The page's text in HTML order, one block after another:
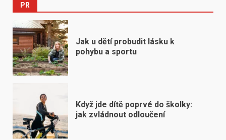
PR
Jak u dětí probudit lásku k
pohybu a sportu
Když jde dítě poprvé do školky:
jak zvládnout odloučení